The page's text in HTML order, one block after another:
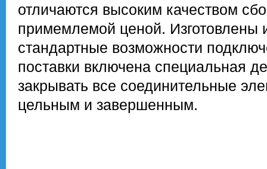
отличаются высоким качеством
примемлемой ценой. Изготовлены
стандартные возможности
поставки включена специальная
закрывать все соединительные
цельным и завершенным.